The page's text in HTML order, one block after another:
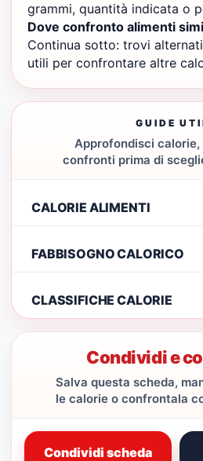
grammi, quantità indicata o
Dove confronto alimenti
Continua sotto: trovi
utili per confrontare altre
GUIDE
Approfondisci calorie,
confronti prima di
CALORIE ALIMENTI
FABBISOGNO CALORICO
CLASSIFICHE CALORIE
Condividi e
Salva questa scheda,
le calorie o confrontala
Condividi scheda